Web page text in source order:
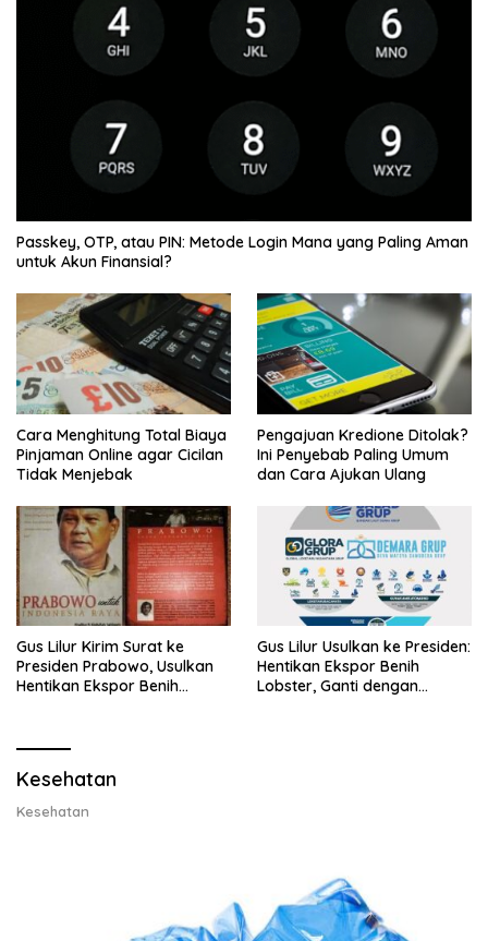
Passkey, OTP, atau PIN: Metode Login Mana yang Paling Aman
untuk Akun Finansial?
Cara Menghitung Total Biaya
Pinjaman Online agar Cicilan
Tidak Menjebak
Pengajuan Kredione Ditolak?
Ini Penyebab Paling Umum
dan Cara Ajukan Ulang
Gus Lilur Kirim Surat ke
Presiden Prabowo, Usulkan
Hentikan Ekspor Benih
Gus Lilur Usulkan ke Presiden:
Hentikan Ekspor Benih
Lobster, Ganti dengan
Kesehatan
Kesehatan